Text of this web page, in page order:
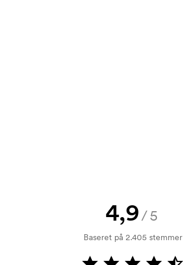
4,9/5
Baseret på 2.405 stemmer